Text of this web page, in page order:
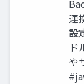
連
設
ド
や